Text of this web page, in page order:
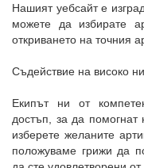
Нашият уебсайт е
можете да избирате
откриването на точния
Съдействие на високо
Екипът ни от
достъп, за да
изберете желаните
положуваме грижи да